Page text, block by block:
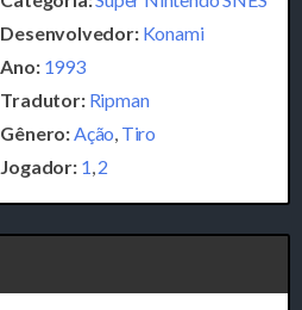
Desenvolvedor: Konami
Ano: 1993
Tradutor: Ripman
Gênero: Ação Tiro
Jogador: 1 2